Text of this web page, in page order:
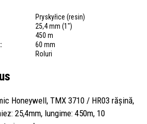
Pryskyřice (resin)
25,4 mm (1")
450 m
60 mm
Roluri
Honeywell, TMX 3710 / HR03 rășină,
25,4mm, lungime: 450m, 10